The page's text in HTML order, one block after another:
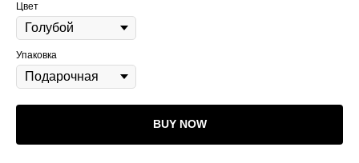
Цвет
Упаковка
BUY NOW